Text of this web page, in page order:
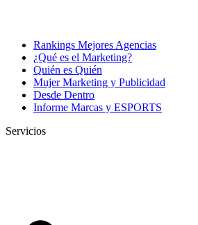
Rankings Mejores Agencias
¿Qué es el Marketing?
Quién es Quién
Mujer Marketing y Publicidad
Desde Dentro
Informe Marcas y ESPORTS
Servicios